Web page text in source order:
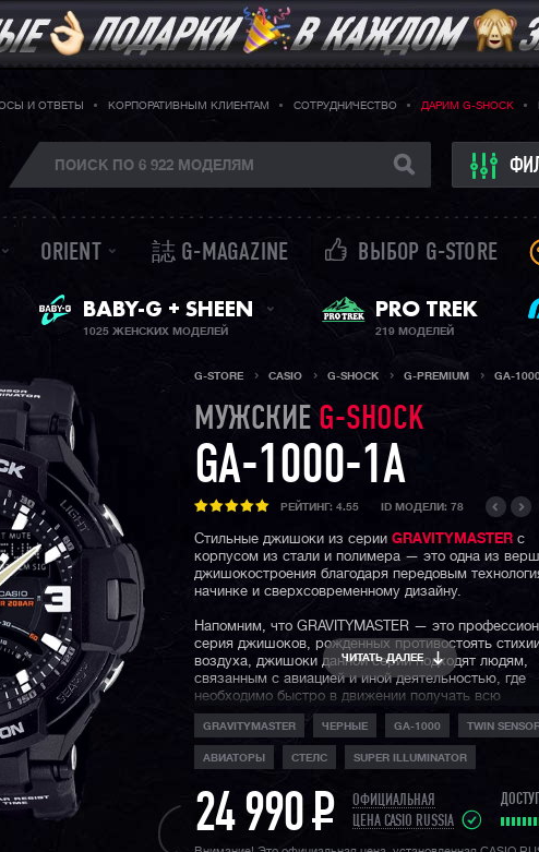
И ОТВЕТЫ КОРПОРАТИВНЫМ КЛИЕНТАМ СОТРУДНИЧЕСТВО ДАРИМ G-SHOCK
ORIENT 誌 G-MAGAZINE ВЫБОР G-STORE
BABY-G + SHEEN
1025 ЖЕНСКИХ МОДЕЛЕЙ
PRO TREK
219 МОДЕЛЕЙ
G-STORE CASIO G-SHOCK G-PREMIUM GA-
МУЖСКИЕ G-SHOCK
GA-1000-1A
РЕЙТИНГ: 4.55 ID МОДЕЛИ: 78
Стильные джишоки из серии GRAVITYMASTER с
корпусом из стали и полимера — это одна из
джишокостроения благодаря передовым
начинке и сверхсовременному дизайну.
Напомним, что GRAVITYMASTER — это
серия джишоков, рожденных противостоять
воздуха, джишоки данной серии подходят людям,
связанным с авиацией и иной деятельностью, где
необходимо быстро в движении получать всю
информацию с датчиков часов.
На борту защита от воздействия центробежной
перегрузок и вибраций, цифровой компас,
часовых функций.
ЧИТАТЬ ДАЛЕЕ
GRAVITYMASTER ЧЕРНЫЕ GA-1000 TWIN
АВИАТОРЫ СТЕЛС SUPER ILLUMINATOR
24 990P
ОФИЦИАЛЬНАЯ
ЦЕНА CASIO RUSSIA